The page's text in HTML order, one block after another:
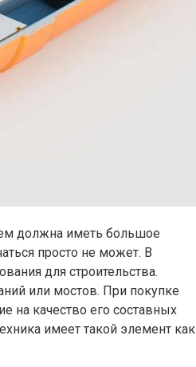
должна иметь большое
просто не может. В
для строительства.
или мостов. При покупке
на качество его составных
имеет такой элемент как